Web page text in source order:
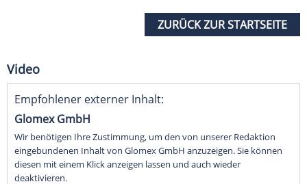
ZURÜCK ZUR STARTSEITE
Video
Empfohlener externer Inhalt:
Glomex GmbH
Wir benötigen Ihre Zustimmung, um den von unserer Redaktion
eingebundenen Inhalt von Glomex GmbH anzuzeigen. Sie können
diesen mit einem Klick anzeigen lassen und auch wieder
deaktivieren.